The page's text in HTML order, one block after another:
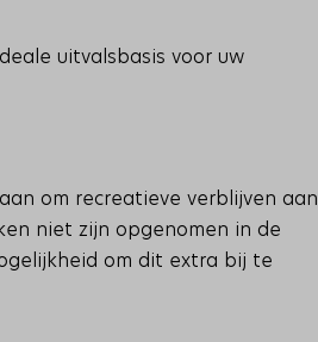
uitvalsbasis voor uw
​​om recreatieve verblijven aan
niet zijn opgenomen in de
om dit extra bij te